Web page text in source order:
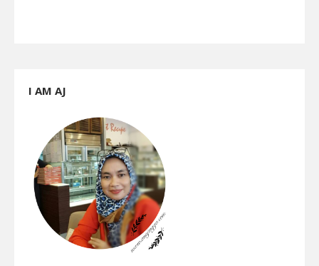
I AM AJ